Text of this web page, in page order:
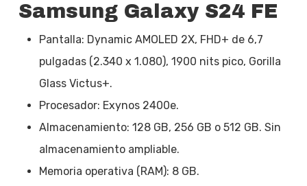
Samsung Galaxy S24 FE
Pantalla: Dynamic AMOLED 2X, FHD+ de 6,7
pulgadas (2.340 x 1.080), 1900 nits pico, Gorilla
Glass Victus+.
Procesador: Exynos 2400e.
Almacenamiento: 128 GB, 256 GB o 512 GB. Sin
almacenamiento ampliable.
Memoria operativa (RAM): 8 GB.